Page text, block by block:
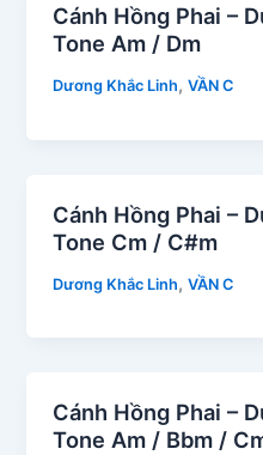
Cánh Hồng Phai –
Tone Am / Dm
Dương Khắc Linh,VẦN C
Cánh Hồng Phai –
Tone Cm / C#m
Dương Khắc Linh,VẦN C
Cánh Hồng Phai –
Tone Am / Bbm /